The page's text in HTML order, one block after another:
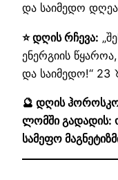
და საიმედო
⭐ დღის რჩევა:
ენერგიის
და საიმედო!“ 23
🔮 დღის
ლომში გადადის:
სამეფო